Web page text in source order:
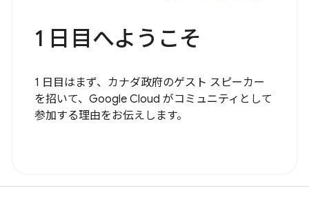
1 日目へようこそ
1 日目はまず、カナダ政府のゲスト スピーカー
を招いて、Google Cloud がコミュニティとして
参加する理由をお伝えします。